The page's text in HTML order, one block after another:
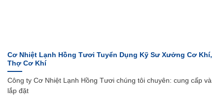
Cơ Nhiệt Lạnh Hồng Tươi Tuyển Dụng Kỹ Sư Xưởng Cơ Khí,
Thợ Cơ Khí
Công ty Cơ Nhiệt Lạnh Hồng Tươi chúng tôi chuyên: cung cấp và
lắp đặt